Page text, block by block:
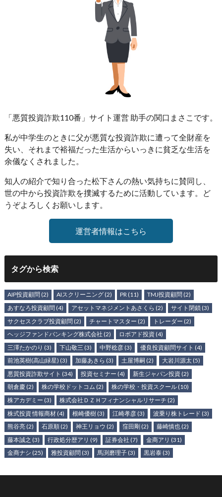
「悪質投資詐欺110番」サイト運営 助手の関口まさこです。
私が中学生のときに父が悪質な投資詐欺に遭って全財産を
失い、それまで裕福だった生活からいっきに貧乏な生活を
余儀なくされました。
知人の紹介で知り合った松下さんの熱い気持ちに賛同し、
世の中から投資詐欺を撲滅するために活動しています。ど
うぞよろしくお願いします。
運営者情報はこちら
タグから検索
AIP投資顧問 (2) AIスクリーニング (2) PR (11) TMJ投資顧問 (2)
あすなろ投資顧問 (4) アセットマネジメントあさくら (2) サイト閉鎖 (3)
サクセスクラブ投資顧問(2) チャートマスター (2) トレーダー (2)
ヘッジファンドバンキング株式会社 (2) ロボアド投資 (4)
三澤たかのり (3) 下山敬三 (3) 中野稔彦 (3) 優良投資顧問サイト (4)
前池英樹(高山緑星) (3) 加藤あきら (3) 土屋博嗣 (2) 大岩川源太(5)
悪質投資詐欺サイト (34) 投資セミナー (4) 新生ジャパン投資 (2)
朝倉慶 (2) 株の学校ドットコム (2) 株の学校・投資スクール (10)
株アカデミー (3) 株式会社ＤＺＨフィナンシャルリサーチ (2)
株式投資 情報商材(4) 根崎優樹 (3) 江崎孝彦 (3) 波乗り株トレード (3)
熊谷亮(2) 石原順 (2) 神王リョウ (2) 窪田剛(2) 藤崎慎也(2)
藤本誠之 (3) 行政処分歴アリ (9) 証券会社 (7) 金商アリ (31)
金商ナシ (25) 雅投資顧問 (3) 馬渕磨理子 (3) 黒岩泰(3)